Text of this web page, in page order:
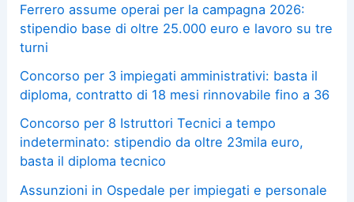
Ferrero assume operai per la campagna 2026:
stipendio base di oltre 25.000 euro e lavoro su tre
turni
Concorso per 3 impiegati amministrativi: basta il
diploma, contratto di 18 mesi rinnovabile fino a 36
Concorso per 8 Istruttori Tecnici a tempo
indeterminato: stipendio da oltre 23mila euro,
basta il diploma tecnico
Assunzioni in Ospedale per impiegati e personale